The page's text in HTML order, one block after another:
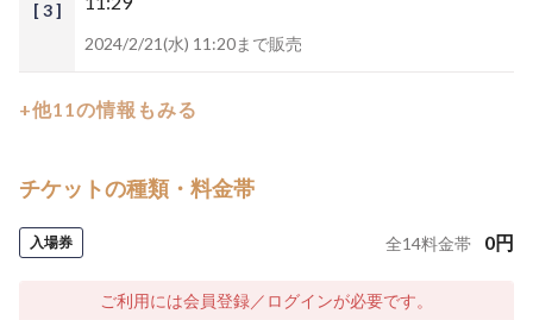
[ 3 ]
2024/2/21(水) 11:20まで販売
+他11の情報もみる
チケットの種類・料金帯
入場券 全14料金帯 0円
ご利用には会員登録／ログインが必要です。